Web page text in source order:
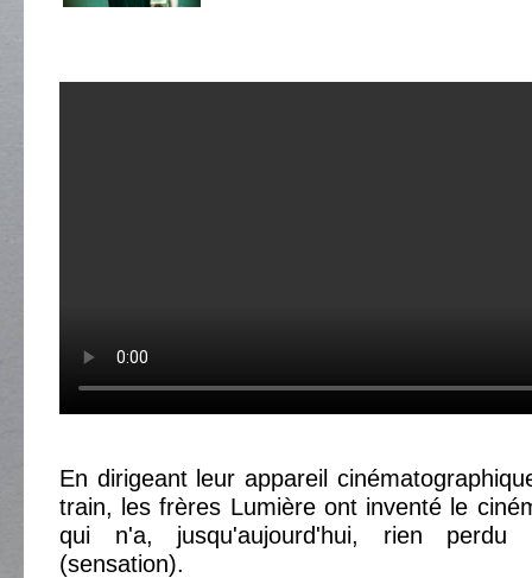
En dirigeant leur appareil
train, les frères Lumière ont inventé le
qui n'a, jusqu'aujourd'hui, rien
(sensation).